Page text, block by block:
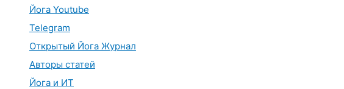
Йога Youtube
Telegram
Открытый Йога Журнал
Авторы статей
Йога и ИТ